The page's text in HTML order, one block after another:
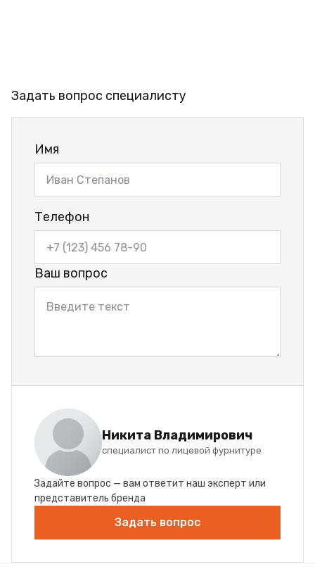
Задать вопрос специалисту
Имя
Телефон
Ваш вопрос
Никита Владимирович
специалист по лицевой фурнитуре
Задайте вопрос — вам ответит наш эксперт или
представитель бренда
Задать вопрос